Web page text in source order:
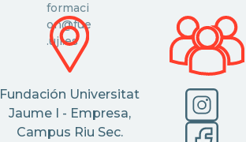
formaci
on@fue
.uji.es
Fundación Universitat
Jaume I - Empresa,
Campus Riu Sec.